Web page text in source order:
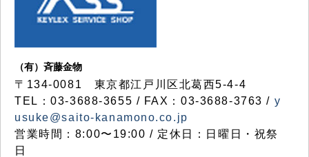
（有）斉藤金物
〒134-0081 東京都江戸川区北葛西5-4-4
TEL：03-3688-3655 / FAX：03-3688-3763 / y
usuke@saito-kanamono.co.jp
営業時間：8:00〜19:00 / 定休日：日曜日・祝祭
日